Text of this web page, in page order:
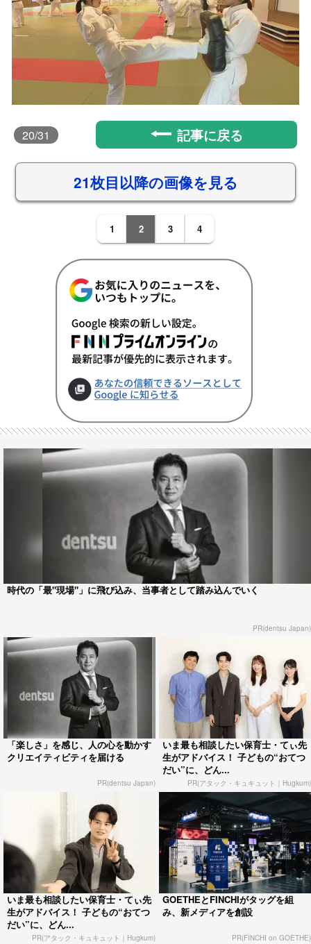
20/31 記事に戻る
21枚目以降の画像を見る
1 2 3 4
時代の「最"現場"」に飛び込み、当事者として踏み込んでいく
PR(dentsu Japan)
「楽しさ」を感じ、人の心を動かす
クリエイティビティを届ける
PR(dentsu Japan)
いま最も相談したい保育士・てぃ先
生がアドバイス！ 子どもの“おてつ
だい”に、どん...
PR(アタック・キュキュット｜Hugkum)
いま最も相談したい保育士・てぃ先
生がアドバイス！ 子どもの“おてつ
だい”に、どん...
PR(アタック・キュキュット｜Hugkum)
GOETHEとFINCHIがタッグを組
み、新メディアを創設
PR(FINCHI on GOETHE)